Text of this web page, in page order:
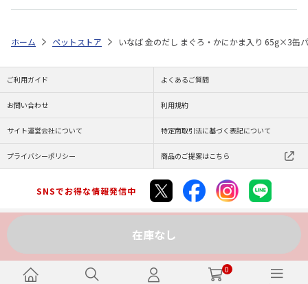
0
在庫なし
ホーム ペットストア いなば 金のだし まぐろ・かにかま入り 65g×3缶
ご利用ガイド よくあるご質問
お問い合わせ 利用規約
サイト運営会社について 特定商取引法に基づく表記について
プライバシーポリシー 商品のご提案はこちら
SNSでお得な情報発信中